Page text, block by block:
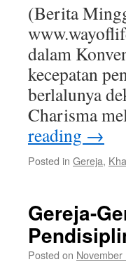
(Berita
dalam
kecepatan
berlalunya
Charisma
reading →
Posted in Gereja,
Gereja-
Posted on